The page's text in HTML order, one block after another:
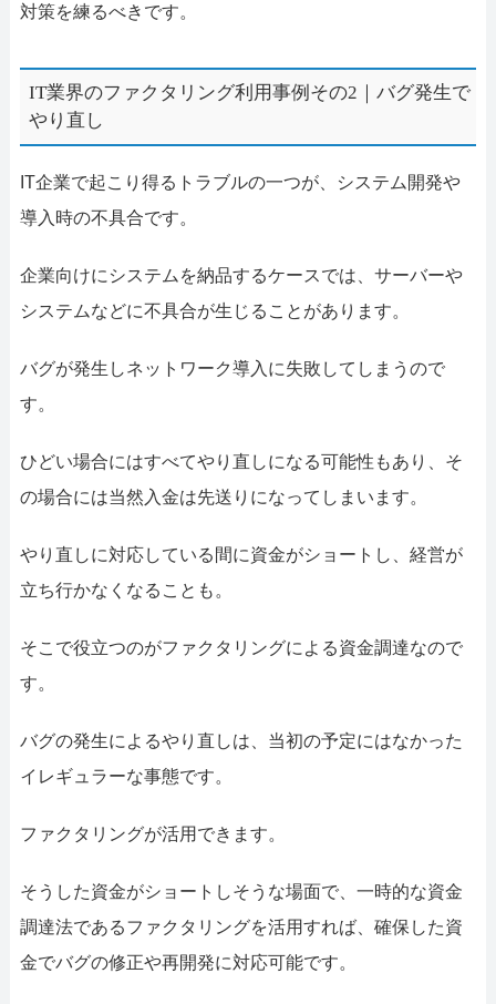
対策を練るべきです。
IT業界のファクタリング利用事例その2｜バグ発生で
やり直し
IT企業で起こり得るトラブルの一つが、システム開発や
導入時の不具合です。
企業向けにシステムを納品するケースでは、サーバーや
システムなどに不具合が生じることがあります。
バグが発生しネットワーク導入に失敗してしまうので
す。
ひどい場合にはすべてやり直しになる可能性もあり、そ
の場合には当然入金は先送りになってしまいます。
やり直しに対応している間に資金がショートし、経営が
立ち行かなくなることも。
そこで役立つのがファクタリングによる資金調達なので
す。
バグの発生によるやり直しは、当初の予定にはなかった
イレギュラーな事態です。
ファクタリングが活用できます。
そうした資金がショートしそうな場面で、一時的な資金
調達法であるファクタリングを活用すれば、確保した資
金でバグの修正や再開発に対応可能です。